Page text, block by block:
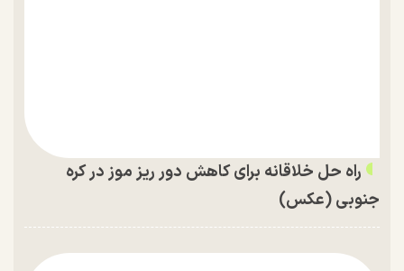
راه حل خلاقانه برای کاهش دور ریز موز در کره
جنوبی (عکس)